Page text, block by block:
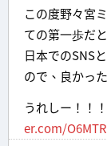
この度野々宮
ての第一歩だ
日本でのSNS
ので、良かっ
うれしー！！！
er.com/